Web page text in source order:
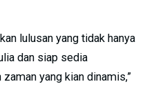
lulusan yang tidak hanya
dan siap sedia
yang kian dinamis,”